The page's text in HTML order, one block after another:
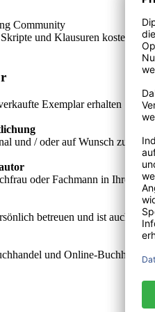
Community
Skripte und Klausuren kostenlos
Exemplar erhalten Sie
und / oder auf Wunsch
oder Fachmann in Ihrem
betreuen und ist auch
und Online-Buchhandel